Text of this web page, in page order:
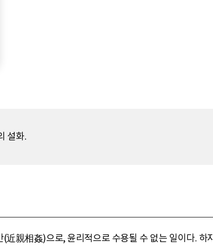
설화.
親相姦)으로, 윤리적으로 수용될 수 없는 일이다. 하